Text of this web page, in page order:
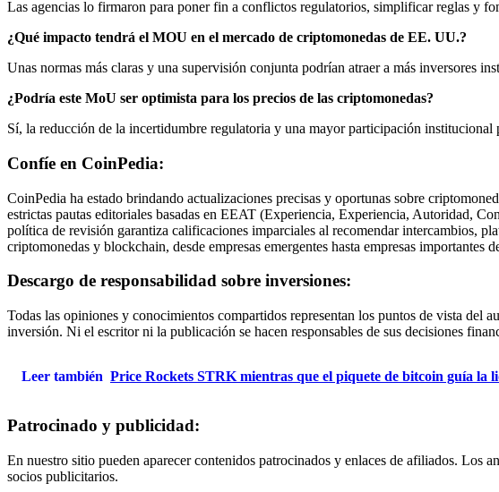
Las agencias lo firmaron para poner fin a conflictos regulatorios, simplificar reglas y
¿Qué impacto tendrá el MOU en el mercado de criptomonedas de EE. UU.?
Unas normas más claras y una supervisión conjunta podrían atraer a más inversores
¿Podría este MoU ser optimista para los precios de las criptomonedas?
Sí, la reducción de la incertidumbre regulatoria y una mayor participación
Confíe en CoinPedia:
CoinPedia ha estado brindando actualizaciones precisas y oportunas sobre
estrictas pautas editoriales basadas en EEAT (Experiencia, Experiencia, Autoridad,
política de revisión garantiza calificaciones imparciales al recomendar intercambios,
criptomonedas y blockchain, desde empresas emergentes hasta empresas importantes
Descargo de responsabilidad sobre inversiones:
Todas las opiniones y conocimientos compartidos representan los puntos de vista del
inversión. Ni el escritor ni la publicación se hacen responsables de sus decisiones
Leer también Price Rockets STRK mientras que el piquete de bitcoin guía la
Patrocinado y publicidad:
En nuestro sitio pueden aparecer contenidos patrocinados y enlaces de afiliados. Los
socios publicitarios.